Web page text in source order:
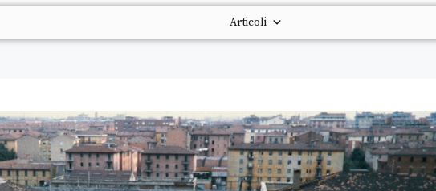
Articoli